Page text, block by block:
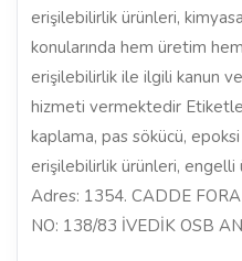
erişilebilirlik ürünleri,
konularında hem üretim
erişilebilirlik ile ilgili kanun
hizmeti vermektedir
kaplama, pas sökücü,
erişilebilirlik ürünleri, engelli
Adres: 1354. CADDE
NO: 138/83 İVEDİK OSB